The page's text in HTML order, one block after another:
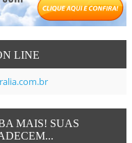
LINE
MAIS! SUAS